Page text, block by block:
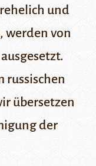
und
werden von
russischen
übersetzen
der